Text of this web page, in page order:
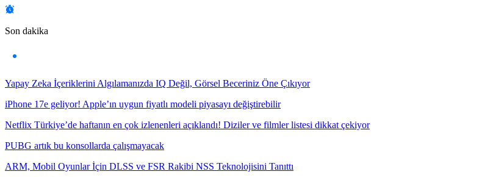
Son dakika
Yapay Zeka İçeriklerini Algılamanızda IQ Değil, Görsel Beceriniz Öne Çıkıyor
iPhone 17e geliyor! Apple’ın uygun fiyatlı modeli piyasayı değiştirebilir
Netflix Türkiye’de haftanın en çok izlenenleri açıklandı! Diziler ve filmler listesi dikkat çekiyor
PUBG artık bu konsollarda çalışmayacak
ARM, Mobil Oyunlar İçin DLSS ve FSR Rakibi NSS Teknolojisini Tanıttı